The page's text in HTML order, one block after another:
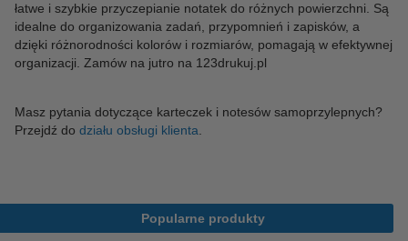
łatwe i szybkie przyczepianie notatek do różnych powierzchni. Są
idealne do organizowania zadań, przypomnień i zapisków, a
dzięki różnorodności kolorów i rozmiarów, pomagają w efektywnej
organizacji. Zamów na jutro na 123drukuj.pl
Masz pytania dotyczące karteczek i notesów samoprzylepnych?
Przejdź do działu obsługi klienta.
Popularne produkty